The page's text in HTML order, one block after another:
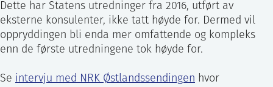
Dette har Statens utredninger fra 2016, utført av
eksterne konsulenter, ikke tatt høyde for. Dermed vil
oppryddingen bli enda mer omfattende og kompleks
enn de første utredningene tok høyde for.
Se intervju med NRK Østlandssendingen hvor